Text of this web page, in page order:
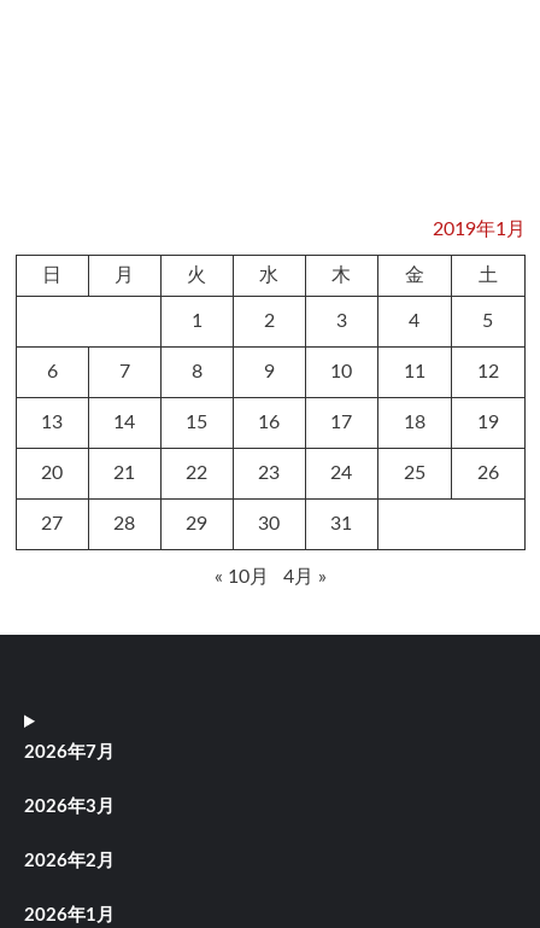
2019年1月
日 月 火 水 木 金 土
1 2 3 4 5
6 7 8 9 10 11 12
13 14 15 16 17 18 19
20 21 22 23 24 25 26
27 28 29 30 31
« 10月 4月 »
2026年7月
2026年3月
2026年2月
2026年1月